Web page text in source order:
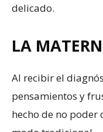
delicado.
LA
Al recibir el
pensamientos y
hecho de no